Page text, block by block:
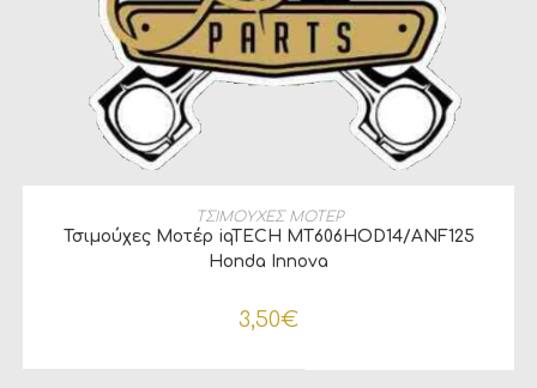
ΠΡΟΣΘΉΚΗ ΣΤΟ ΚΑΛΆΘΙ
ΤΣΙΜΟΥΧΕΣ ΜΟΤΕΡ
Τσιμούχες Μοτέρ iqTECH MT606HOD14/ANF125
Honda Innova
3,50€